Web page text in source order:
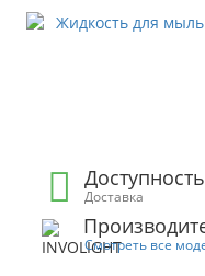
Доставка
Смотреть все